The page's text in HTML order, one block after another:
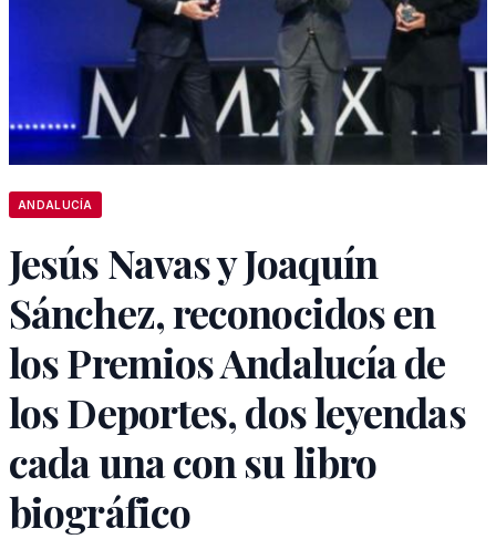
ANDALUCÍA
Jesús Navas y Joaquín
Sánchez, reconocidos en
los Premios Andalucía de
los Deportes, dos leyendas
cada una con su libro
biográfico